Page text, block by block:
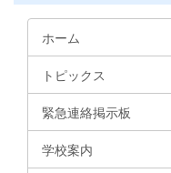
ホーム
トピックス
緊急連絡掲示板
学校案内